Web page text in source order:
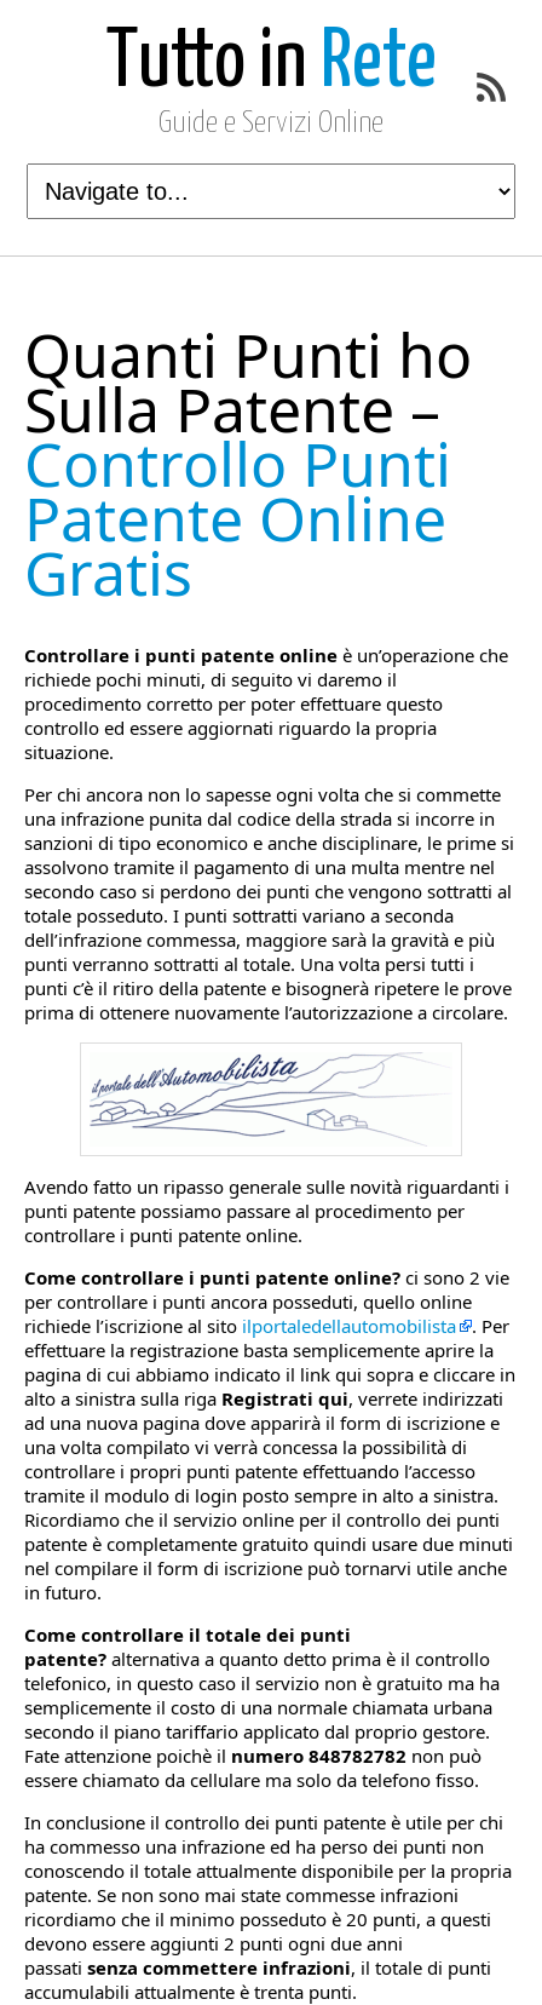
Tutto in Rete
Guide e Servizi Online
Quanti Punti ho
Sulla Patente –
Controllo Punti
Patente Online
Gratis
Controllare i punti patente online è un’operazione che
richiede pochi minuti, di seguito vi daremo il
procedimento corretto per poter effettuare questo
controllo ed essere aggiornati riguardo la propria
situazione.
Per chi ancora non lo sapesse ogni volta che si commette
una infrazione punita dal codice della strada si incorre in
sanzioni di tipo economico e anche disciplinare, le prime si
assolvono tramite il pagamento di una multa mentre nel
secondo caso si perdono dei punti che vengono sottratti al
totale posseduto. I punti sottratti variano a seconda
dell’infrazione commessa, maggiore sarà la gravità e più
punti verranno sottratti al totale. Una volta persi tutti i
punti c’è il ritiro della patente e bisognerà ripetere le prove
prima di ottenere nuovamente l’autorizzazione a circolare.
Avendo fatto un ripasso generale sulle novità riguardanti i
punti patente possiamo passare al procedimento per
controllare i punti patente online.
Come controllare i punti patente online? ci sono 2 vie
per controllare i punti ancora posseduti, quello online
richiede l’iscrizione al sito ilportaledellautomobilista
. Per
effettuare la registrazione basta semplicemente aprire la
pagina di cui abbiamo indicato il link qui sopra e cliccare in
alto a sinistra sulla riga Registrati qui, verrete indirizzati
ad una nuova pagina dove apparirà il form di iscrizione e
una volta compilato vi verrà concessa la possibilità di
controllare i propri punti patente effettuando l’accesso
tramite il modulo di login posto sempre in alto a sinistra.
Ricordiamo che il servizio online per il controllo dei punti
patente è completamente gratuito quindi usare due minuti
nel compilare il form di iscrizione può tornarvi utile anche
in futuro.
Come controllare il totale dei punti
patente? alternativa a quanto detto prima è il controllo
telefonico, in questo caso il servizio non è gratuito ma ha
semplicemente il costo di una normale chiamata urbana
secondo il piano tariffario applicato dal proprio gestore.
Fate attenzione poichè il numero 848782782 non può
essere chiamato da cellulare ma solo da telefono fisso.
In conclusione il controllo dei punti patente è utile per chi
ha commesso una infrazione ed ha perso dei punti non
conoscendo il totale attualmente disponibile per la propria
patente. Se non sono mai state commesse infrazioni
ricordiamo che il minimo posseduto è 20 punti, a questi
devono essere aggiunti 2 punti ogni due anni
passati senza commettere infrazioni, il totale di punti
accumulabili attualmente è trenta punti.